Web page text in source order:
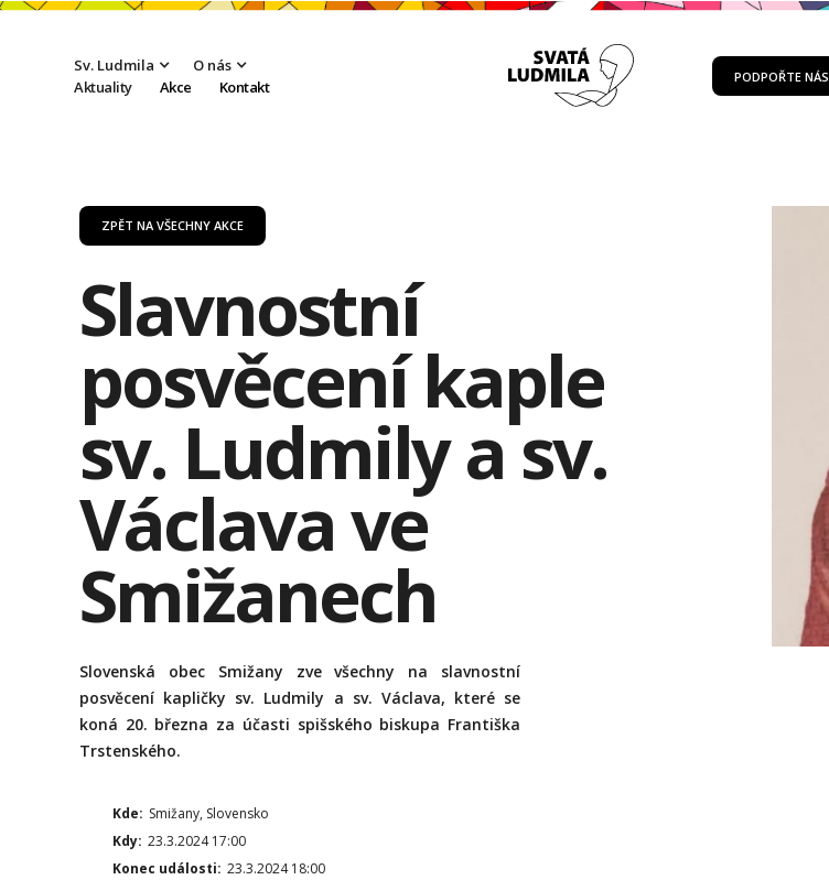
Sv. Ludmila
O nás
Aktuality
Akce Kontakt
PODPOŘTE NÁS
ZPĚT NA VŠECHNY AKCE
Slavnostní
posvěcení kaple
sv. Ludmily a sv.
Václava ve
Smižanech
Slovenská obec Smižany zve všechny na slavnostní
posvěcení kapličky sv. Ludmily a sv. Václava, které se
koná 20. března za účasti spišského biskupa Františka
Trstenského.
Kde: Smižany, Slovensko
Kdy: 23.3.2024 17:00
Konec události: 23.3.2024 18:00